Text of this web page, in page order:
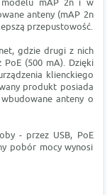
modelu mAP 2n i w
anteny (mAP 2n
przepustowość.
gdzie drugi z nich
(500 mA). Dzięki
klienckiego
produkt posiada
anteny o
- przez USB, PoE
pobór mocy wynosi